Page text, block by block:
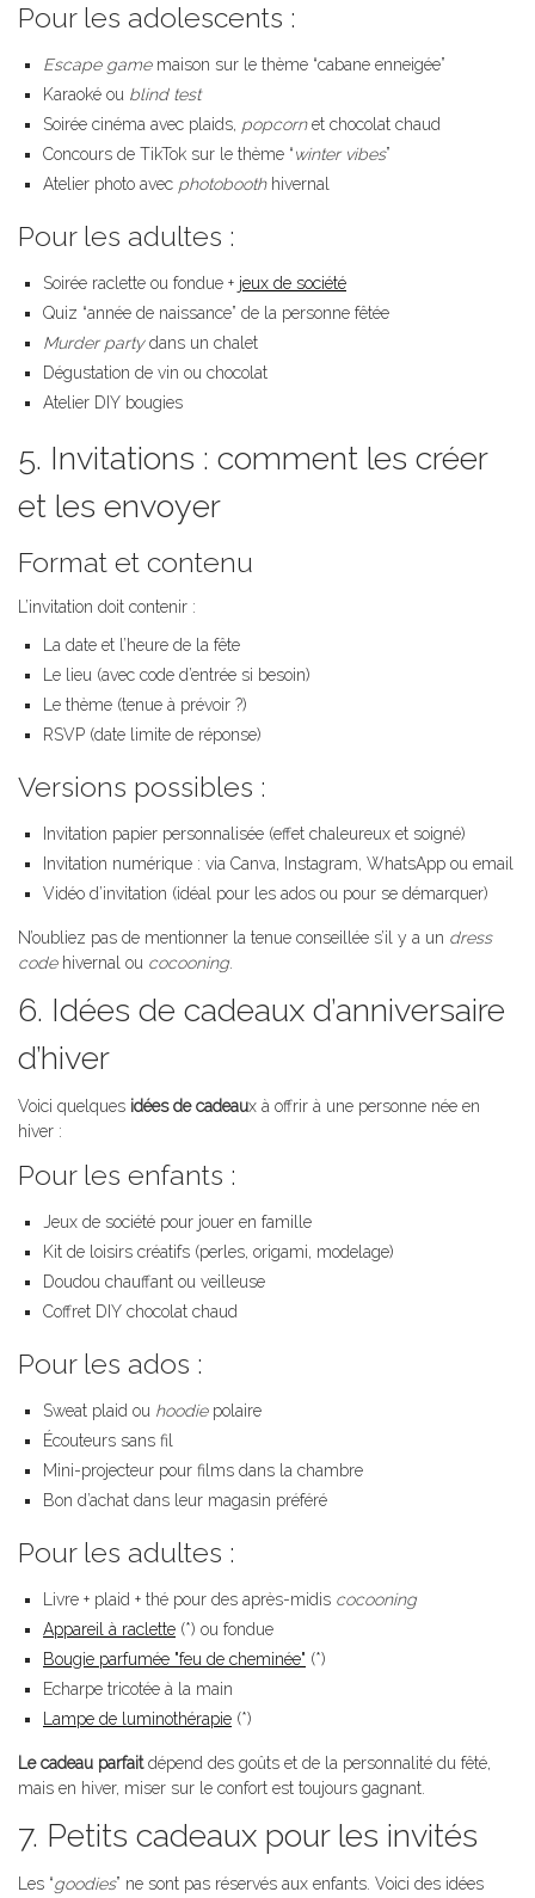
Pour les adolescents :
Escape gamemaison sur le thème “cabane enneigée”
Karaoké ou blind test
Soirée cinéma avec plaids, popcornet chocolat chaud
Concours de TikTok sur le thème “winter vibes”
Atelier photo avec photoboothhivernal
Pour les adultes :
Soirée raclette ou fondue + jeux de société
Quiz “année de naissance” de la personne fêtée
Murder partydans un chalet
Dégustation de vin ou chocolat
Atelier DIY bougies
5. Invitations : comment les créer
et les envoyer
Format et contenu
L’invitation doit contenir :
La date et l’heure de la fête
Le lieu (avec code d’entrée si besoin)
Le thème (tenue à prévoir ?)
RSVP (date limite de réponse)
Versions possibles :
Invitation papier personnalisée (effet chaleureux et soigné)
Invitation numérique : via Canva, Instagram, WhatsApp ou email
Vidéo d’invitation (idéal pour les ados ou pour se démarquer)
N’oubliez pas de mentionner la tenue conseillée s’il y a un dress
codehivernal ou cocooning.
6. Idées de cadeaux d’anniversaire
d’hiver
Voici quelques idées de cadeaux à offrir à une personne née en
hiver :
Pour les enfants :
Jeux de société pour jouer en famille
Kit de loisirs créatifs (perles, origami, modelage)
Doudou chauffant ou veilleuse
Coffret DIY chocolat chaud
Pour les ados :
Sweat plaid ou hoodiepolaire
Écouteurs sans fil
Mini-projecteur pour films dans la chambre
Bon d’achat dans leur magasin préféré
Pour les adultes :
Livre + plaid + thé pour des après-midis cocooning
Appareil à raclette (*) ou fondue
Bougie parfumée "feu de cheminée" (*)
Echarpe tricotée à la main
Lampe de luminothérapie (*)
Le cadeau parfaitdépend des goûts et de la personnalité du fêté,
mais en hiver, miser sur le confort est toujours gagnant.
7. Petits cadeaux pour les invités
Les “goodies” ne sont pas réservés aux enfants. Voici des idées